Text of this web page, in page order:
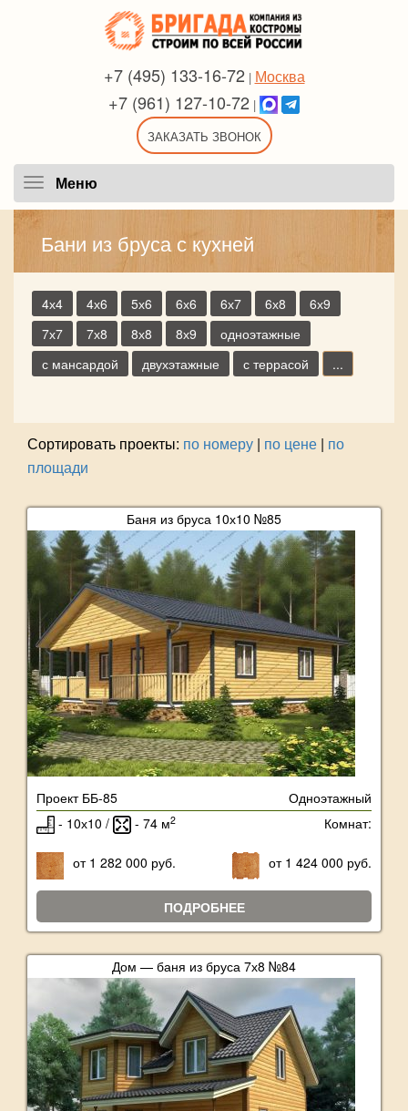
+7 (495) 133-16-72 | Москва
+7 (961) 127-10-72 |
ЗАКАЗАТЬ ЗВОНОК
Меню
Бани из бруса с кухней
4х4 4х6 5х6 6х6 6х7 6х8
6х9
7х7
7х8 8х8 8х9
одноэтажные
с мансардой
двухэтажные с террасой ...
Сортировать проекты: по номеру | по цене | по
площади
Баня из бруса 10х10 №85
Проект ББ-85
Одноэтажный
- 10х10 /
- 74 м2 Комнат:
от 1 282 000 руб. от 1 424 000 руб.
ПОДРОБНЕЕ
Дом — баня из бруса 7х8 №84